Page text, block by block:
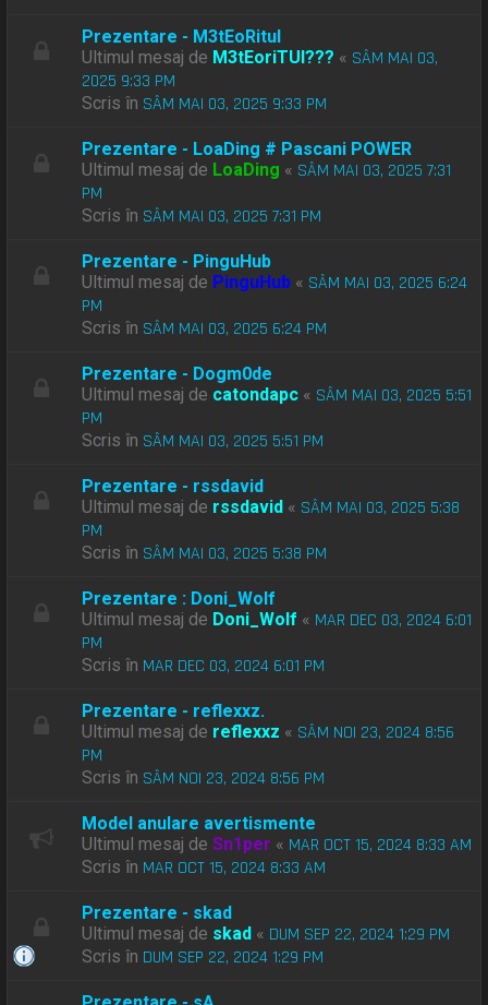
Prezentare - M3tEoRitul
Ultimul mesaj de M3tEoriTUl??? « SÂM MAI 03,
2025 9:33 PM
Scris în SÂM MAI 03, 2025 9:33 PM
Prezentare - LoaDing # Pascani POWER
Ultimul mesaj de LoaDing « SÂM MAI 03, 2025 7:31
PM
Scris în SÂM MAI 03, 2025 7:31 PM
Prezentare - PinguHub
Ultimul mesaj de PinguHub « SÂM MAI 03, 2025 6:24
PM
Scris în SÂM MAI 03, 2025 6:24 PM
Prezentare - Dogm0de
Ultimul mesaj de catondapc « SÂM MAI 03, 2025 5:51
PM
Scris în SÂM MAI 03, 2025 5:51 PM
Prezentare - rssdavid
Ultimul mesaj de rssdavid « SÂM MAI 03, 2025 5:38
PM
Scris în SÂM MAI 03, 2025 5:38 PM
Prezentare : Doni_Wolf
Ultimul mesaj de Doni_Wolf « MAR DEC 03, 2024 6:01
PM
Scris în MAR DEC 03, 2024 6:01 PM
Prezentare - reflexxz.
Ultimul mesaj de reflexxz « SÂM NOI 23, 2024 8:56
PM
Scris în SÂM NOI 23, 2024 8:56 PM
Model anulare avertismente
Ultimul mesaj deSn1per « MAR OCT 15, 2024 8:33 AM
Scris în MAR OCT 15, 2024 8:33 AM
Prezentare - skad
Ultimul mesaj de skad « DUM SEP 22, 2024 1:29 PM
Scris în DUM SEP 22, 2024 1:29 PM